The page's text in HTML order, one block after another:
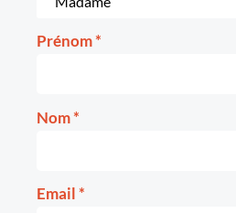
Prénom*
Nom*
Email*